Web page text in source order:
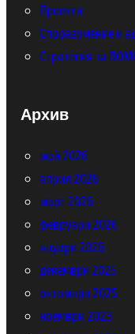
Проекти
Споразумение и
Стратегия за
Архив
май 2026
април 2026
март 2026
февруари 2026
януари 2026
декември 2025
октомври 2025
ноември 2023